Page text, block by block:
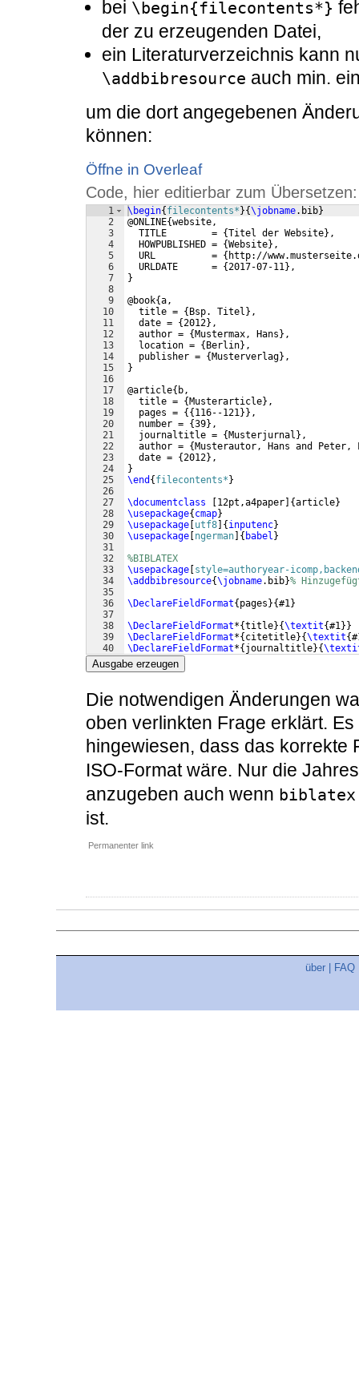
bei \begin{filecontents*}
der zu erzeugenden Datei,
ein Literaturverzeichnis kann
\addbibresource auch min.
um die dort angegebenen
können:
Öffne in Overleaf
Code, hier editierbar zum Übersetzen:
1
2
3
4
5
6
7
8
9
10
11
12
13
14
15
16
17
18
19
20
21
22
23
24
25
26
27
28
29
30
31
32
33
34
35
36
37
38
39
40
41
\begin{ filecontents* }{\jobname.bib}
@ONLINE{website,
  TITLE        =
{Titel der Website} ,
  HOWPUBLISHED =
{Website} ,
  URL          =
{ http://
  URLDATE      =
{2017-07-11} ,
}
@book{a,
  title =
{ Bsp. Titel } ,
  date =
{2012} ,
  author =
{ Mustermax, Hans } ,
  location =
{ Berlin} ,
  publisher =
{ Musterverlag} ,
}
@article{ b,
  title =
{ Musterarticle} ,
  pages =
{{ 116--121}} ,
  number =
{39} ,
  journaltitle =
{ Musterjurnal } ,
  author =
{ Musterautor, Hans and
  date =
{2012} ,
}
\end { filecontents* }
\documentclass
12pt,a4paper {article}
\usepackage{ cmap}
\usepackage utf8 { inputenc}
\usepackage ngerman { babel }
%BIBLATEX
\usepackage style=authoryear-
\addbibresource{\jobname.bib}%
\DeclareFieldFormat{ pages }{#1}
\DeclareFieldFormat*{title}{\textit{#1}}
\DeclareFieldFormat*{ citetitle}{\textit{
\DeclareFieldFormat*{ journaltitle}{
\DeclareFieldFormat
Ausgabe erzeugen
Die notwendigen Änderungen
oben verlinkten Frage erklärt.
hingewiesen, dass das korrekte
ISO-Format wäre. Nur die
anzugeben auch wenn biblatex
ist.
Permanenter link
über FAQ